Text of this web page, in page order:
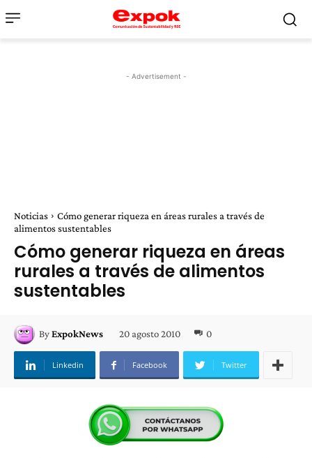
- Advertisement -
Noticias
Cómo generar riqueza en áreas rurales a través de
alimentos sustentables
Cómo generar riqueza en áreas
rurales a través de alimentos
sustentables
ByExpokNews 20 agosto 2010 0
Linkedin Facebook Twitter